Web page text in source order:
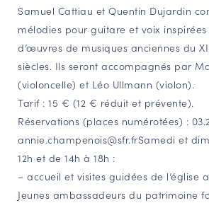
Samuel Cattiau et Quentin Dujardin
mélodies pour guitare et voix
d’œuvres de musiques anciennes du
siècles. Ils seront accompagnés par
(violoncelle) et Léo Ullmann (violon).
Tarif : 15 € (12 € réduit et prévente).
Réservations (places numérotées) :
annie.champenois@sfr.frSamedi et
12h et de 14h à 18h :
– accueil et visites guidées de l’église
Jeunes ambassadeurs du patrimoine